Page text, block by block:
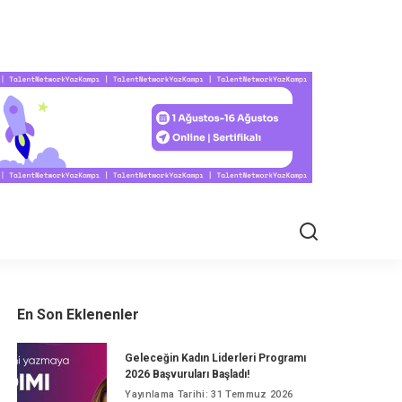
HAYAT
En Son Eklenenler
Geleceğin Kadın Liderleri Programı
2026 Başvuruları Başladı!
Yayınlama Tarihi: 31 Temmuz 2026